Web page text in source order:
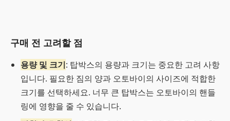
구매 전 고려할 점
용량 및 크기: 탑박스의 용량과 크기는 중요한 고려 사항
입니다. 필요한 짐의 양과 오토바이의 사이즈에 적합한
크기를 선택하세요. 너무 큰 탑박스는 오토바이의 핸들
링에 영향을 줄 수 있습니다.